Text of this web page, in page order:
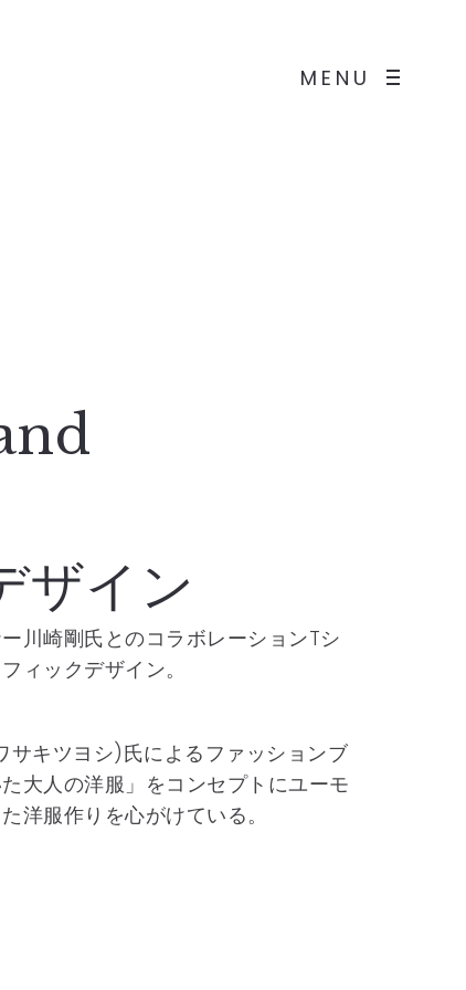
MENU
ザイン
川崎剛氏とのコラボレーションTシ
ィックデザイン。
キツヨシ)氏によるファッションブ
大人の洋服」をコンセプトにユーモ
洋服作りを心がけている。